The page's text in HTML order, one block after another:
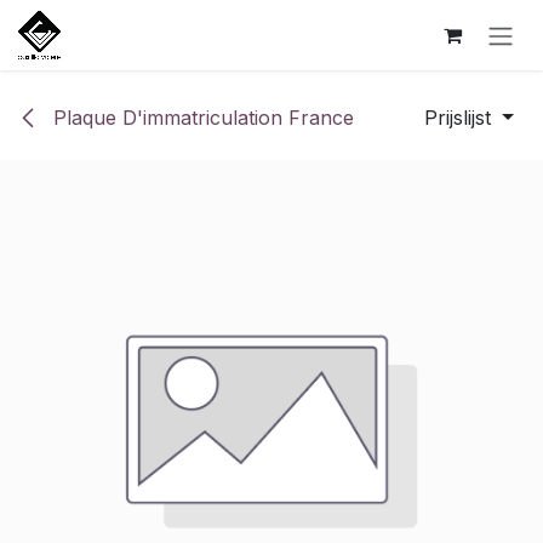
Overslaan naar inhoud
Plaque D'immatriculation France Prijslijst